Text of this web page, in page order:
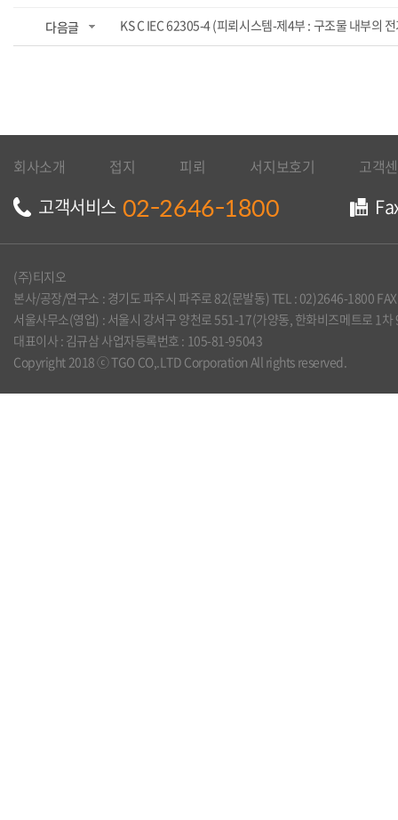
다음글 KS C IEC 62305-4 (피뢰시스템-제4부 : 구조물 내부의
회사소개 접지 피뢰 서지보호기 고객
고객서비스 02-2646-1800
(주)티지오
본사/공장/연구소 : 경기도 파주시 파주로 82(문발동) TEL : 02)2646-1800
서울사무소(영업) : 서울시 강서구 양천로 551-17(가양동, 한화비즈메트로 1
대표이사 : 김규삼 사업자등록번호 : 105-81-95043
Copyright 2018 ⓒ TGO CO,.LTD Corporation All rights reserved.